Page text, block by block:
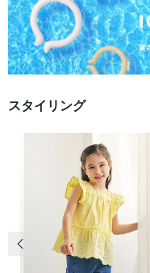
スタイリング
前の画像